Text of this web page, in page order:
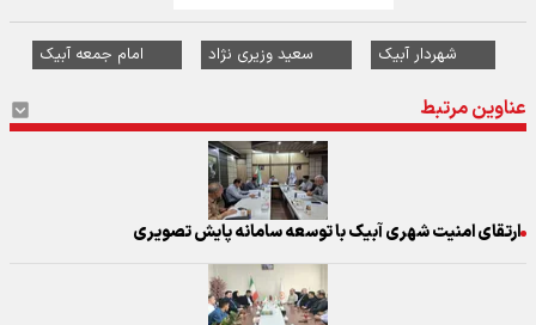
شهردار آبیک سعید وزیری نژاد امام جمعه آبیک
عناوین مرتبط
ارتقای امنیت شهری آبیک با توسعه سامانه پایش تصویری